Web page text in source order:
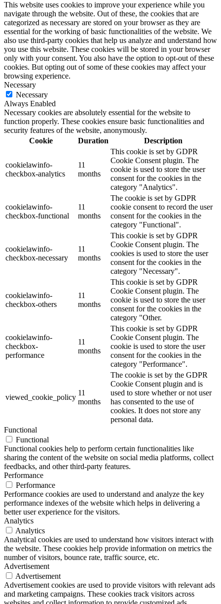
This website uses cookies to improve your experience while you
navigate through the website. Out of these, the cookies that are
categorized as necessary are stored on your browser as they are
essential for the working of basic functionalities of the website. We
also use third-party cookies that help us analyze and understand how
you use this website. These cookies will be stored in your browser
only with your consent. You also have the option to opt-out of these
cookies. But opting out of some of these cookies may affect your
browsing experience.
Necessary
Necessary
Always Enabled
Necessary cookies are absolutely essential for the website to
function properly. These cookies ensure basic functionalities and
security features of the website, anonymously.
Cookie
Duration Description
cookielawinfo-
checkbox-analytics
11
months
This cookie is set by GDPR
Cookie Consent plugin. The
cookie is used to store the user
consent for the cookies in the
category "Analytics".
cookielawinfo-
checkbox-functional
11
months
The cookie is set by GDPR
cookie consent to record the user
consent for the cookies in the
category "Functional".
cookielawinfo-
checkbox-necessary
11
months
This cookie is set by GDPR
Cookie Consent plugin. The
cookies is used to store the user
consent for the cookies in the
category "Necessary".
cookielawinfo-
checkbox-others
11
months
This cookie is set by GDPR
Cookie Consent plugin. The
cookie is used to store the user
consent for the cookies in the
category "Other.
cookielawinfo-
checkbox-
performance
11
months
This cookie is set by GDPR
Cookie Consent plugin. The
cookie is used to store the user
consent for the cookies in the
category "Performance".
viewed_cookie_policy
11
months
The cookie is set by the GDPR
Cookie Consent plugin and is
used to store whether or not user
has consented to the use of
cookies. It does not store any
personal data.
Functional
Functional
Functional cookies help to perform certain functionalities like
sharing the content of the website on social media platforms, collect
feedbacks, and other third-party features.
Performance
Performance
Performance cookies are used to understand and analyze the key
performance indexes of the website which helps in delivering a
better user experience for the visitors.
Analytics
Analytics
Analytical cookies are used to understand how visitors interact with
the website. These cookies help provide information on metrics the
number of visitors, bounce rate, traffic source, etc.
Advertisement
Advertisement
Advertisement cookies are used to provide visitors with relevant ads
and marketing campaigns. These cookies track visitors across